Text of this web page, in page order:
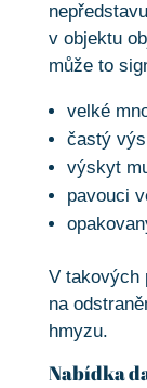
v objektu
může to
velké
častý
výskyt
pavouci
V takových
na
hmyzu.
Nabídka